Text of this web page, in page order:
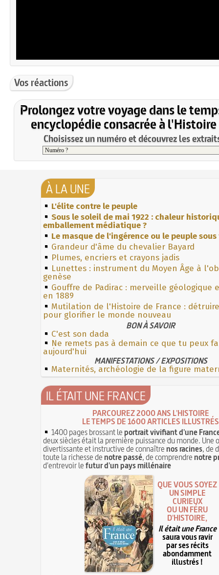
Vos réactions
Prolongez votre voyage dans le
encyclopédie consacrée à l'Histoire
Choisissez un numéro et découvrez les
À LA UNE
L'élite contre le peuple
Sous le soleil de mai 1922 : chaleur
emballement médiatique ?
Le masque de l'ingérence ou le peuple
Grandeur d'âme du chevalier Bayard
Plumes, encriers et crayons jadis
Lunettes : instrument du Moyen Âge à
genèse
Gouffre de Padirac : merveille géologique
en 1889
Mutilation de l'Histoire de France :
pour glorifier le monde nouveau
BON À SAVOIR
C'est son dada
Ne remets pas à demain ce que tu peux
aujourd'hui
MANIFESTATIONS / EXPOSITIONS
Maternités, archéologie de la figure
IL ÉTAIT UNE FRANCE
PARCOUREZ 2000 ANS L'HISTOIRE
LE TEMPS DE 1600 ARTICLES ILLUSTRÉS
1400 pages brossant leportrait vivifiant d'une
deux siècles était la première puissance du monde. Une
divertissante et instructive de connaîtrenos racines, de
toute la richesse denotre passé, de comprendrenotre
d'entrevoir lefutur d'un pays millénaire
QUE VOUS SOYEZ
UN SIMPLE
CURIEUX
OU UN FÉRU
D'HISTOIRE,
Il était une France
saura vous ravir
par ses récits
abondamment
illustrés !